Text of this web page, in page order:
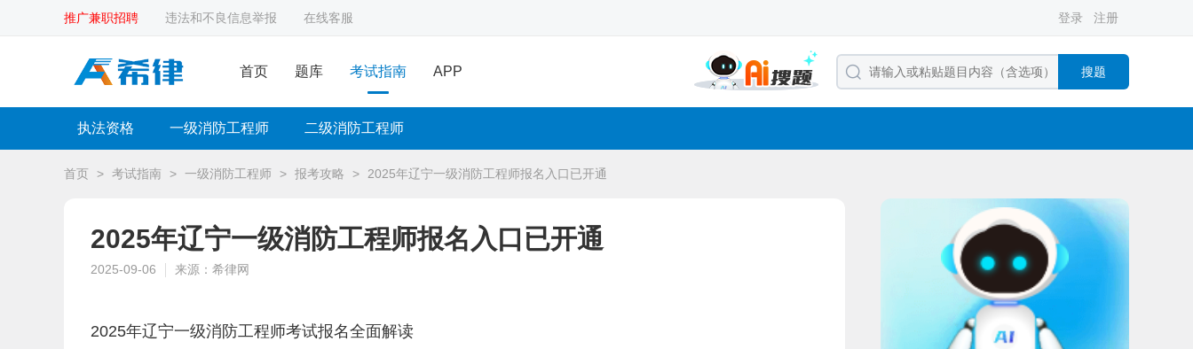
推广兼职招聘 违法和不良信息举报 在线客服 登录 注册
首页 题库 考试指南 APP 搜题
执法资格 一级消防工程师 二级消防工程师
首页 > 考试指南 > 一级消防工程师 > 报考攻略 > 2025年辽宁一级消防工程师报名入口已开通
2025年辽宁一级消防工程师报名入口已开通
2025-09-06 来源：希律网
2025年辽宁一级消防工程师考试报名全面解读